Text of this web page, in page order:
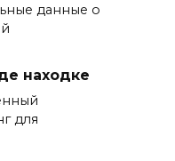
данные о
находке
для